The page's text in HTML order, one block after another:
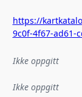
https://
9c0f-4f67-ad61-
Ikke oppgitt
Ikke oppgitt